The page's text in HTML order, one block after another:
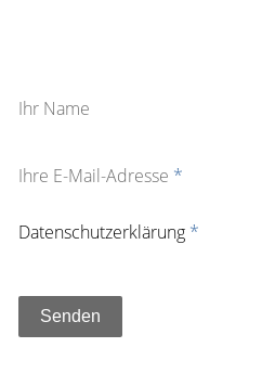
Ihr Name
Ihre E-Mail-Adresse *
Datenschutz­erklärung *